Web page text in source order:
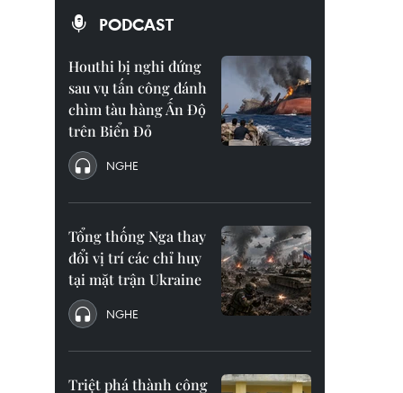
PODCAST
Houthi bị nghi đứng
sau vụ tấn công đánh
chìm tàu hàng Ấn Độ
trên Biển Đỏ
NGHE
Tổng thống Nga thay
đổi vị trí các chỉ huy
tại mặt trận Ukraine
NGHE
Triệt phá thành công